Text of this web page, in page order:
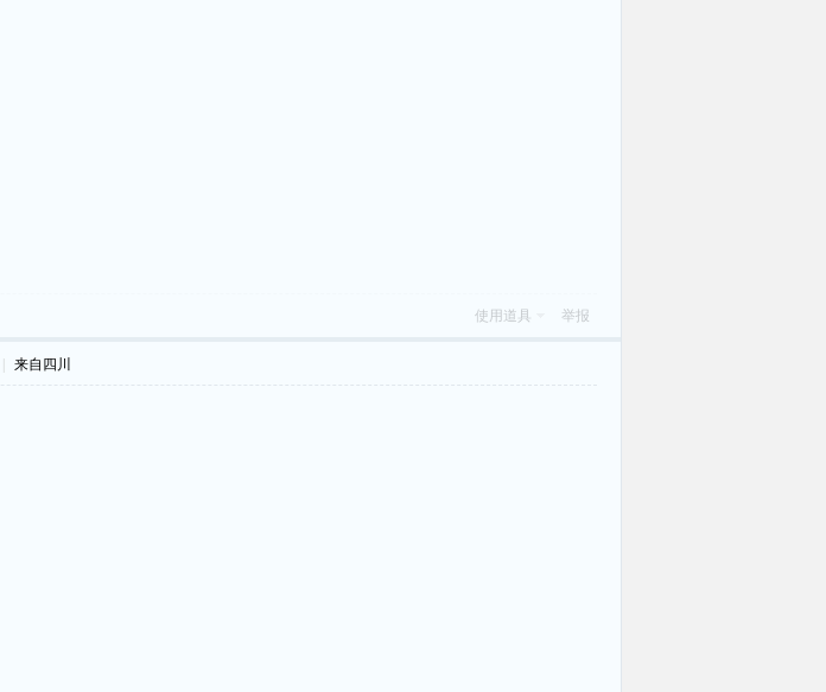
使用道具 举报
来自四川